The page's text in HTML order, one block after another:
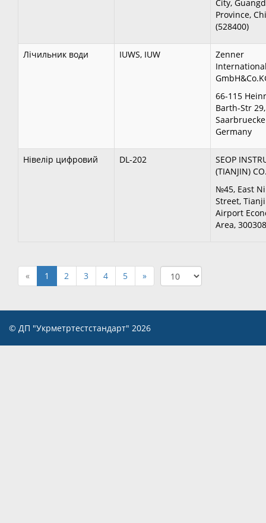
City,
Province,
(528400)
Лічильник води IUWS, IUW
Zenner
66-115
Barth-Str 29,
Germany
Нівелір цифровий DL-202
SEOP
(TIANJIN)
№45, East
Street,
Airport
Area,
« 1 2 3 4 5 »
© ДП "Укрметртестстандарт" 2026